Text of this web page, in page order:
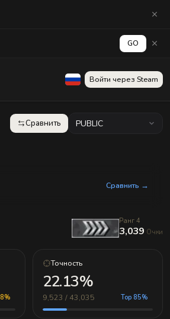
Войти через Steam
Сравнить PUBLIC
Сравнить →
Ранг 4
3,039 Очки
Точность
22.13%
9,523 / 43,035 Top 85%
GO